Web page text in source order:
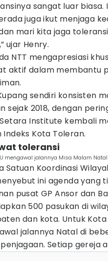
sangat luar
juga ikut menjaga
mari kita jaga
ujar Henry.
NTT mengapresiasi
aktif dalam membantu
sendiri konsisten
sejak 2018, dengan
Institute kembali
Indeks Kota Toleran.
toleransi
mengawal jalannya Misa Malam Natal
Satuan Koordinasi
ini agenda yang
pusat GP Ansor dan
500 pasukan di
dan kota. Untuk
jalannya Natal di
Setiap gereja